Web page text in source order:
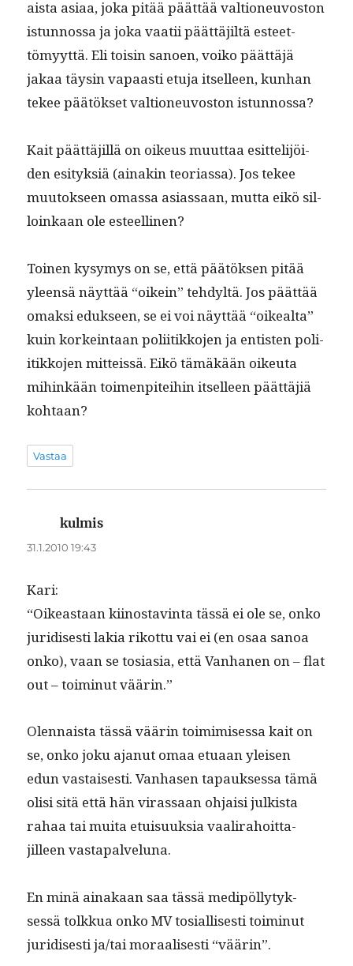
aista asi­aa, joka pitää päät­tää val­tioneu­vos­ton
istun­nos­sa ja joka vaatii päät­täjiltä esteet­
tömyyt­tä. Eli toisin sanoen, voiko päät­täjä
jakaa täysin vapaasti etu­ja itselleen, kun­han
tekee päätök­set val­tioneu­vos­ton istunnossa?
Kait päät­täjil­lä on oikeus muut­taa esit­telijöi­
den esi­tyk­siä (ainakin teo­ri­as­sa). Jos tekee
muu­tok­seen omas­sa asi­as­saan, mut­ta eikö sil­
loinkaan ole esteellinen?
Toinen kysymys on se, että päätök­sen pitää
yleen­sä näyt­tää “oikein” tehdyltä. Jos päät­tää
omak­si eduk­seen, se ei voi näyt­tää “oikeal­ta”
kuin korkein­taan poli­itikko­jen ja entis­ten poli­
itikko­jen mit­teis­sä. Eikö tämäkään oikeu­ta
mihinkään toimen­pitei­hin itselleen päät­täjiä
kohtaan?
Vastaa
kulmis
31.1.2010 19:43
Kari:
“Oikeas­t­aan kiinos­tavin­ta tässä ei ole se, onko
juridis­es­ti lakia rikot­tu vai ei (en osaa sanoa
onko), vaan se tosi­a­sia, että Van­hanen on – flat
out – toimin­ut väärin.”
Olen­naista tässä väärin toim­imises­sa kait on
se, onko joku ajanut omaa etu­aan yleisen
edun vas­tais­es­ti. Van­hasen tapauk­ses­sa tämä
olisi sitä että hän viras­saan ohjaisi julk­ista
rahaa tai mui­ta etu­isuuk­sia vaali­ra­hoit­ta­
jilleen vastapalveluna.
En minä ainakaan saa tässä medipöl­ly­tyk­
sessä tolkkua onko MV tosial­lis­es­ti toimin­ut
juridis­es­ti ja/tai moraalis­es­ti “väärin”.